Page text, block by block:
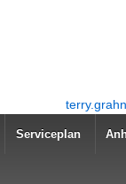
Serviceplan